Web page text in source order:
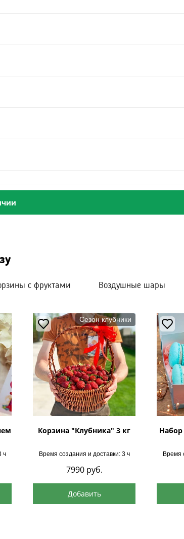
с фруктами Воздушные шары
ч
Сезон клубники
Корзина "Клубника" 3 кг
Время создания и доставки: 3 ч
7990 руб.
Добавить
Время